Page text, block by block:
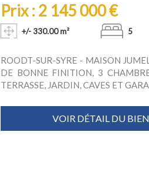
Prix : 2 145 000 €
+/- 330.00 m² 5
ROODT-SUR-SYRE - MAISON
DE BONNE FINITION, 3
TERRASSE, JARDIN, CAVES ET
VOIR DÉTAIL DU BIEN